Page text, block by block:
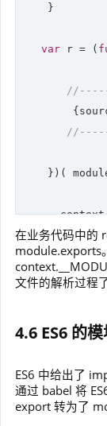
    }
var r = (
    })(
})(this);
在业务代码中的
module.exports
文件的解析过程了
4.6 ES6 的
ES6 中给出了
通过 babel 将
export 转为了